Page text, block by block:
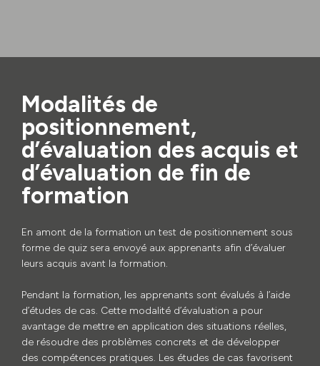
Modalités de
positionnement,
d’évaluation des acquis et
d’évaluation de fin de
formation
En amont de la formation un test de positionnement sous
forme de quiz sera envoyé aux apprenants afin d’évaluer
leurs acquis avant la formation.
Pendant la formation, les apprenants sont évalués à l’aide
d’études de cas. Cette modalité d’évaluation a pour
avantage de mettre en application des situations réelles,
de résoudre des problèmes concrets et de développer
des compétences pratiques. Les études de cas favorisent